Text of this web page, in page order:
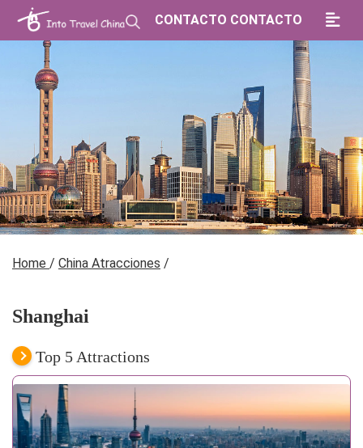
CONTACTO CONTACTO
Home / China Atracciones /
Shanghai
Top 5 Attractions